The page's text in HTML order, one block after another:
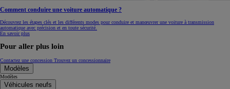
Comment conduire une voiture automatique ?
Découvrez les étapes clés et les différents modes pour conduire et manœuvrer une voiture à transmission
automatique avec précision et en toute sécurité.
En savoir plus
Pour aller plus loin
Contactez une concession Trouvez un concessionnaire
Modèles
Modèles
Véhicules neufs